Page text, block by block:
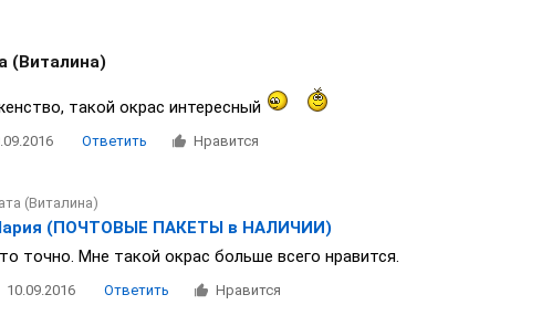
(Виталина)
такой окрас интересный
Ответить Нравится
(Виталина)
(ПОЧТОВЫЕ ПАКЕТЫ в НАЛИЧИИ)
точно. Мне такой окрас больше всего нравится.
10.09.2016 Ответить Нравится